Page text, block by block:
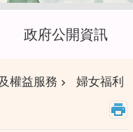
政府公開資訊
權益服務 婦女福利